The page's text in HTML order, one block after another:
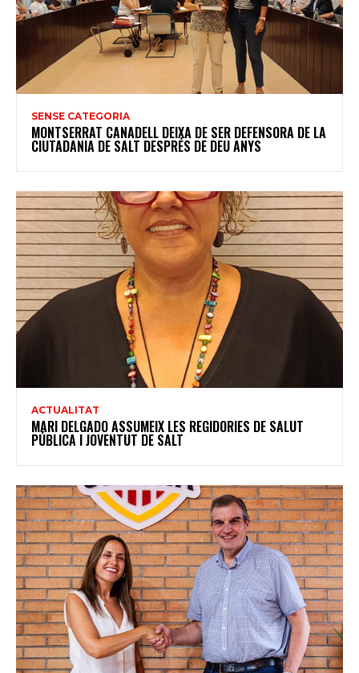
SENSE CATEGORIA
MONTSERRAT CANADELL DEIXA DE SER DEFENSORA DE LA
CIUTADANIA DE SALT DESPRÉS DE DEU ANYS
ACTUALITAT
MARI DELGADO ASSUMEIX LES REGIDORIES DE SALUT
PÚBLICA I JOVENTUT DE SALT